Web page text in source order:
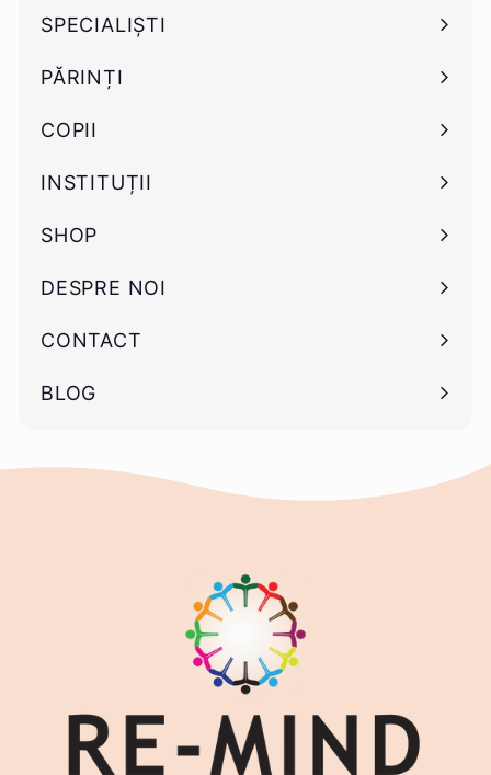
SPECIALIȘTI
Deschide
submeniu
PĂRINȚI
Deschide
submeniu
COPII
Deschide
submeniu
INSTITUȚII
Deschide
submeniu
SHOP
Deschide
submeniu
DESPRE NOI
CONTACT
BLOG